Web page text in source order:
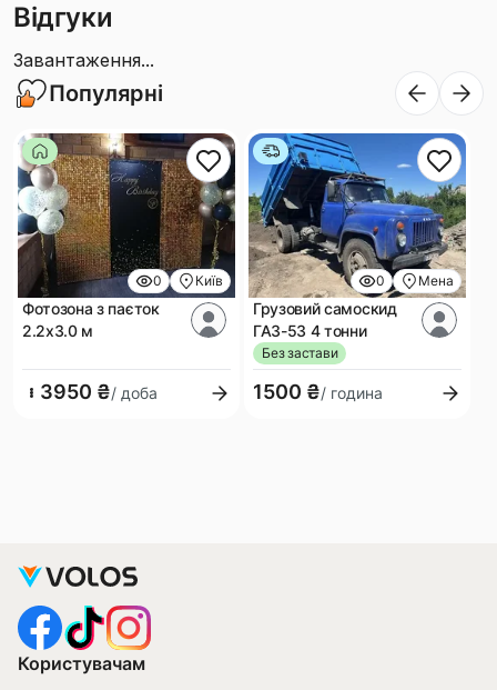
Відгуки
Завантаження...
Популярні
0 Київ
Фотозона з паєток
2.2х3.0 м
3950 ₴/ доба
0 Мена
Грузовий самоскид
ГАЗ-53 4 тонни
Без застави
1500 ₴/ година
Користувачам